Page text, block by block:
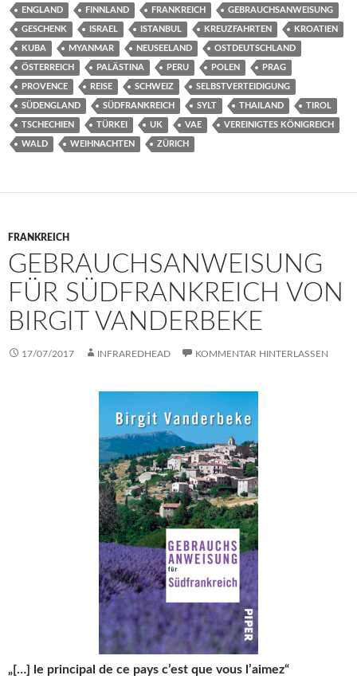
ENGLAND FINNLAND FRANKREICH GEBRAUCHSANWEISUNG
GESCHENK ISRAEL ISTANBUL KREUZFAHRTEN KROATIEN
KUBA MYANMAR NEUSEELAND OSTDEUTSCHLAND
ÖSTERREICH PALÄSTINA PERU POLEN PRAG
PROVENCE REISE SCHWEIZ SELBSTVERTEIDIGUNG
SÜDENGLAND SÜDFRANKREICH SYLT THAILAND TIROL
TSCHECHIEN TÜRKEI UK VAE VEREINIGTES KÖNIGREICH
WALD WEIHNACHTEN ZÜRICH
FRANKREICH
GEBRAUCHSANWEISUNG
FÜR SÜDFRANKREICH VON
BIRGIT VANDERBEKE
17/07/2017 INFRAREDHEAD KOMMENTAR HINTERLASSEN
„[…] le principal de ce pays c’est que vous l’aimez“